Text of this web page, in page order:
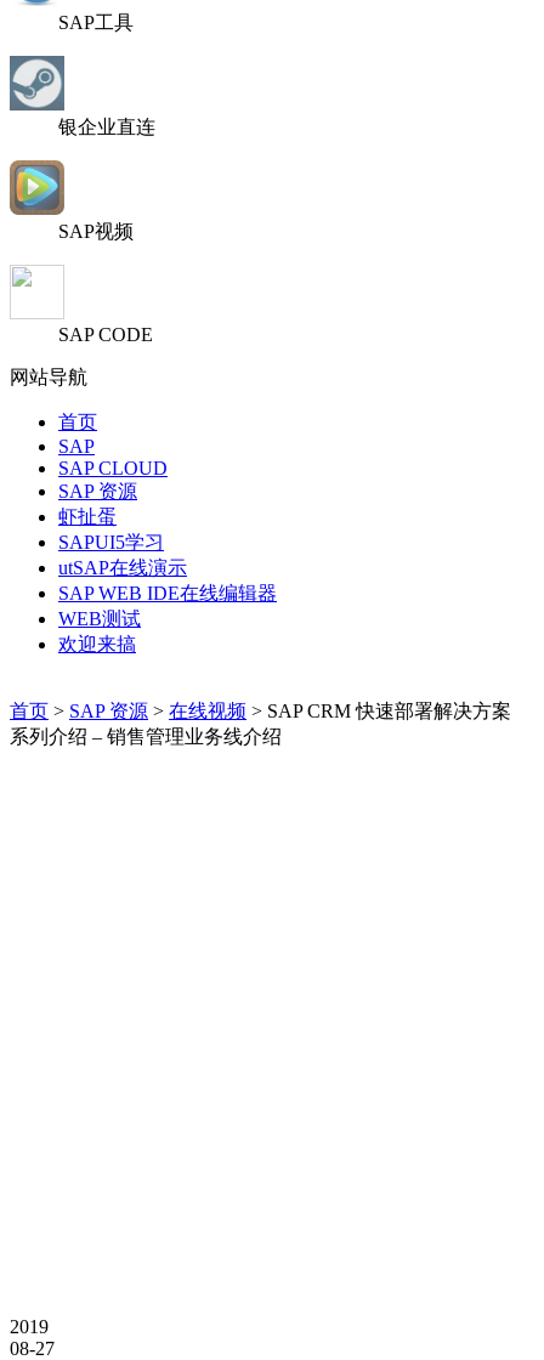
SAP工具
银企业直连
SAP视频
SAP CODE
网站导航
首页
SAP
SAP CLOUD
SAP 资源
虾扯蛋
SAPUI5学习
utSAP在线演示
SAP WEB IDE在线编辑器
WEB测试
欢迎来搞
首页 > SAP 资源 > 在线视频 > SAP CRM 快速部署解决方案
系列介绍 – 销售管理业务线介绍
2019
08-27